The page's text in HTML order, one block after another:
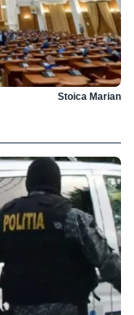
Stoica Marian